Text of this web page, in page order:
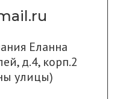
Еланна
д.4, корп.2
улицы)